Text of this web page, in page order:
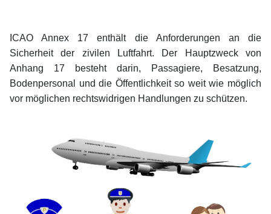
ICAO Annex 17 enthält die Anforderungen an die
Sicherheit der zivilen Luftfahrt. Der Hauptzweck von
Anhang 17 besteht darin, Passagiere, Besatzung,
Bodenpersonal und die Öffentlichkeit so weit wie möglich
vor möglichen rechtswidrigen Handlungen zu schützen.